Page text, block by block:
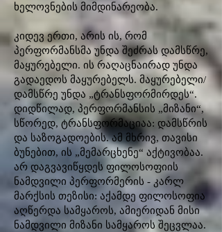
ხელოვნების მიმდინარეობა.
კიდევ ერთი, არის ის, რომ
პერფორმანსმა უნდა შეძრას დამსწრე,
მაყურებელი. ის რაღაცნაირად უნდა
გადაედოს მაყურებელს. მაყურებელი/
დამსწრე უნდა „ტრანსფორმირდეს“.
დიდწილად, პერფორმანსის „მიზანი“,
სწორედ, ტრანსფორმაციაა: დამსწრის
და საზოგადოების. ამ მხრივ, თავისი
ბუნებით, ის „მემარცხენე“ აქტივობაა.
არ დაგვავიწყდეს ფილოსოფიის
ნამდვილი პერფორმერის - კარლ
მარქსის თეზისი: აქამდე ფილოსოფია
აღწერდა სამყაროს, ამიერიდან მისი
ნამდვილი მიზანი სამყაროს შეცვლაა.